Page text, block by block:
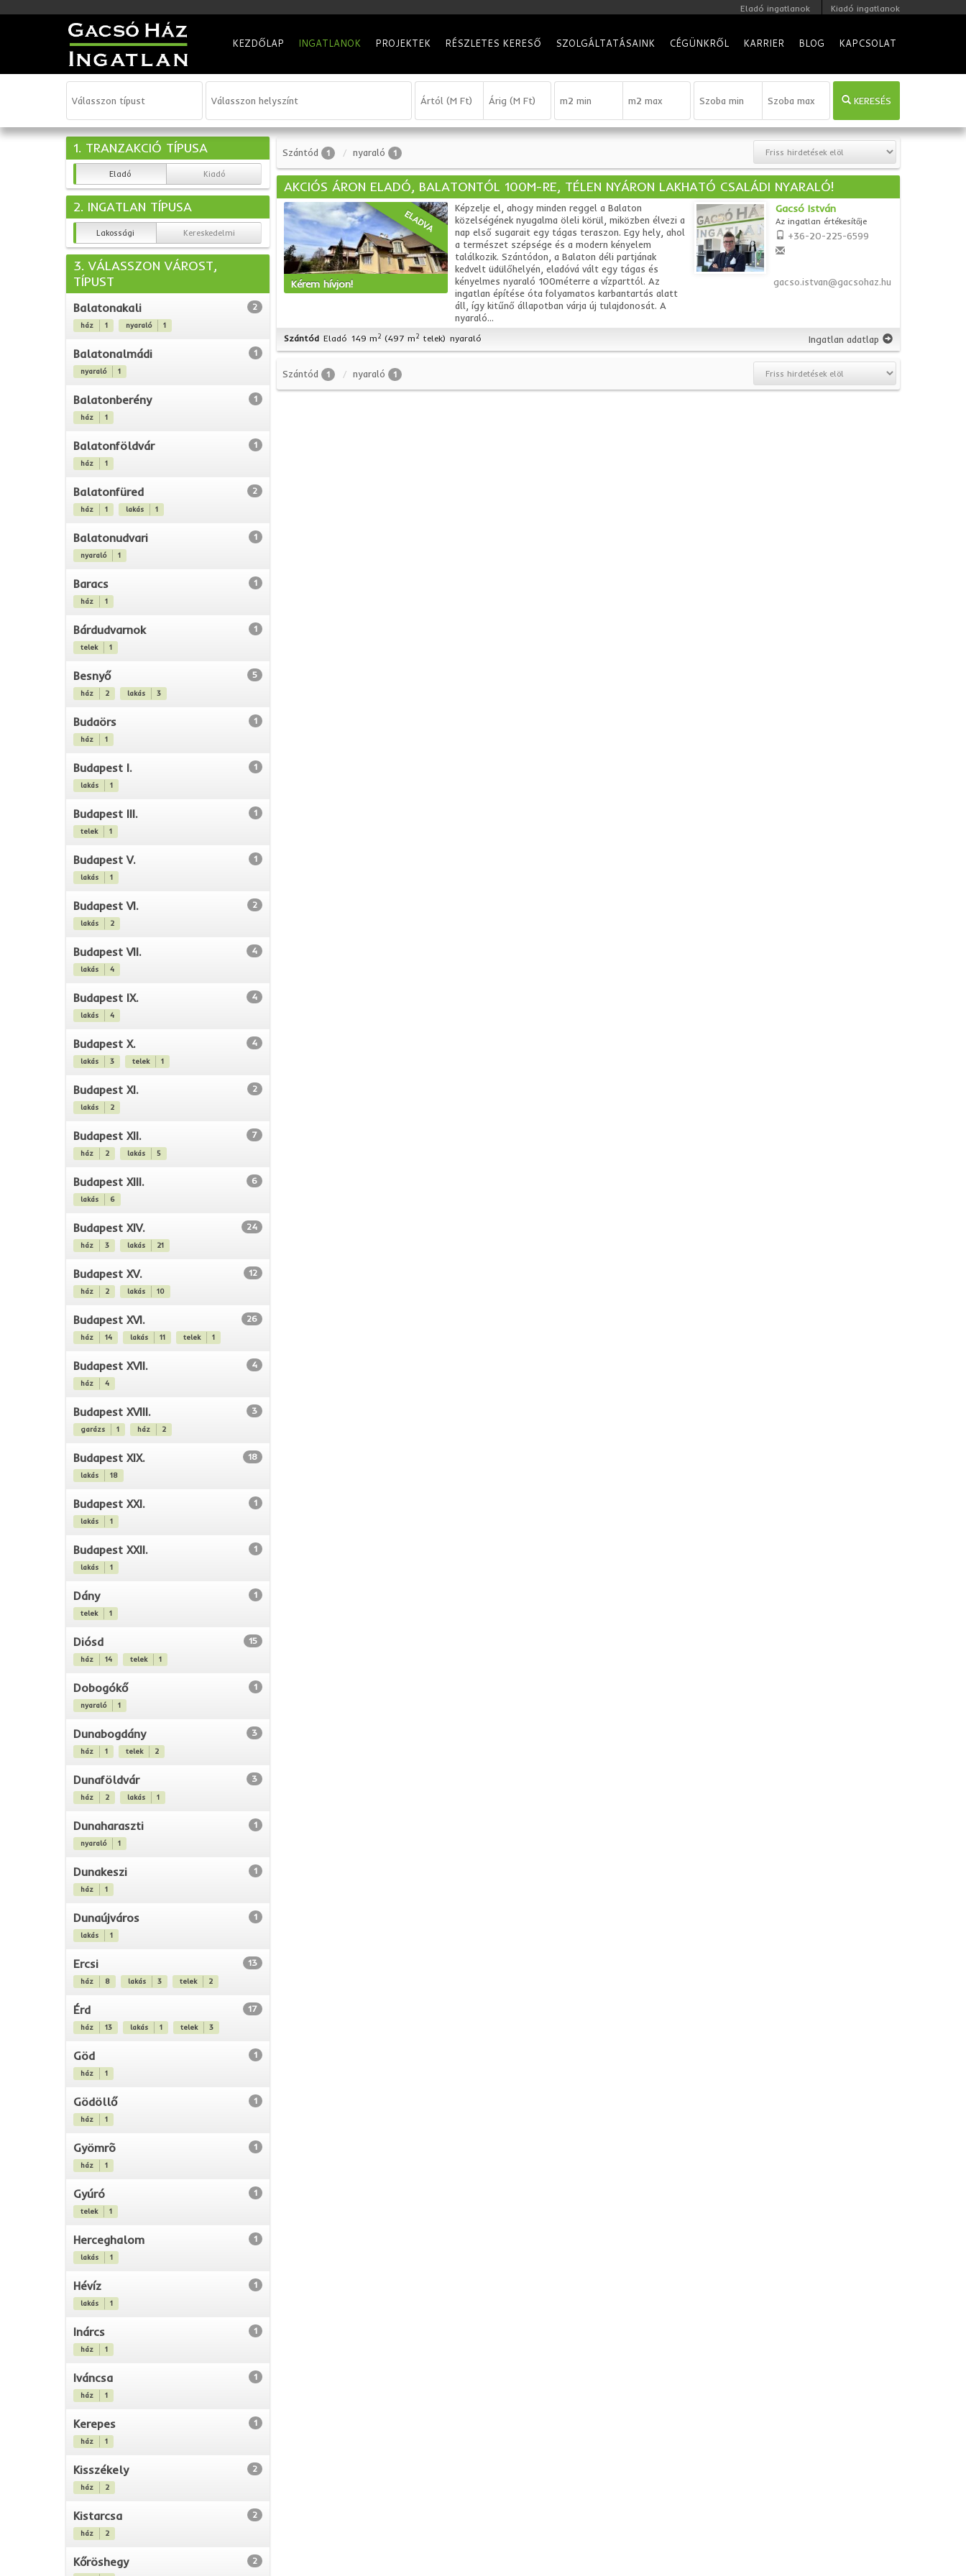
Eladó ingatlanok Kiadó ingatlanok
KEZDŐLAP INGATLANOK PROJEKTEK RÉSZLETES KERESŐ SZOLGÁLTATÁSAINK CÉGÜNKRŐL KARRIER BLOG KAPCSOLAT
KERESÉS
1. TRANZAKCIÓ TÍPUSA
Eladó Kiadó
2. INGATLAN TÍPUSA
Lakossági Kereskedelmi
3. VÁLASSZON VÁROST,
TÍPUST
Balatonakali 2
ház 1 nyaraló 1
Balatonalmádi 1
nyaraló 1
Balatonberény 1
ház 1
Balatonföldvár 1
ház 1
Balatonfüred 2
ház 1 lakás 1
Balatonudvari 1
nyaraló 1
Baracs 1
ház 1
Bárdudvarnok 1
telek 1
Besnyő 5
ház 2 lakás 3
Budaörs 1
ház 1
Budapest I. 1
lakás 1
Budapest III. 1
telek 1
Budapest V. 1
lakás 1
Budapest VI. 2
lakás 2
Budapest VII. 4
lakás 4
Budapest IX. 4
lakás 4
Budapest X. 4
lakás 3 telek 1
Budapest XI. 2
lakás 2
Budapest XII. 7
ház 2 lakás 5
Budapest XIII. 6
lakás 6
Budapest XIV. 24
ház 3 lakás 21
Budapest XV. 12
ház 2 lakás 10
Budapest XVI. 26
ház 14 lakás 11 telek 1
Budapest XVII. 4
ház 4
Budapest XVIII. 3
garázs 1 ház 2
Budapest XIX. 18
lakás 18
Budapest XXI. 1
lakás 1
Budapest XXII. 1
lakás 1
Dány 1
telek 1
Diósd 15
ház 14 telek 1
Dobogókő 1
nyaraló 1
Dunabogdány 3
ház 1 telek 2
Dunaföldvár 3
ház 2 lakás 1
Dunaharaszti 1
nyaraló 1
Dunakeszi 1
ház 1
Dunaújváros 1
lakás 1
Ercsi 13
ház 8 lakás 3 telek 2
Érd 17
ház 13 lakás 1 telek 3
Göd 1
ház 1
Gödöllő 1
ház 1
Gyömrõ 1
ház 1
Gyúró 1
telek 1
Herceghalom 1
lakás 1
Hévíz 1
lakás 1
Inárcs 1
ház 1
Iváncsa 1
ház 1
Kerepes 1
ház 1
Kisszékely 2
ház 2
Kistarcsa 2
ház 2
Kőröshegy 2
Szántód 1 nyaraló 1
AKCIÓS ÁRON ELADÓ, BALATONTÓL 100M-RE, TÉLEN NYÁRON LAKHATÓ CSALÁDI NYARALÓ!
ELADVA
Kérem hívjon!
Képzelje el, ahogy minden reggel a Balaton
közelségének nyugalma öleli körül, miközben élvezi a
nap első sugarait egy tágas teraszon. Egy hely, ahol
a természet szépsége és a modern kényelem
találkozik. Szántódon, a Balaton déli partjának
kedvelt üdülőhelyén, eladóvá vált egy tágas és
kényelmes nyaraló 100méterre a vízparttól. Az
ingatlan építése óta folyamatos karbantartás alatt
áll, így kitűnő állapotban várja új tulajdonosát. A
nyaraló...
Gacsó István
Az ingatlan értékesítője
+36-20-225-6599
gacso.istvan@gacsohaz.hu
Szántód Eladó 149 m2 (497 m2 telek) nyaraló Ingatlan adatlap
Szántód 1 nyaraló 1